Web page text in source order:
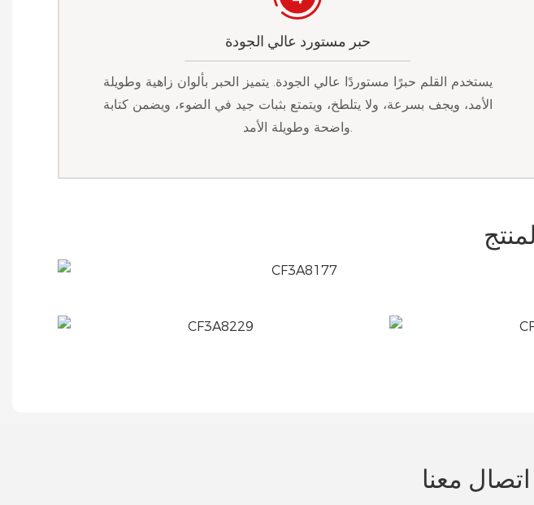
حبر مستورد عالي الجودة
يستخدم القلم حبرًا مستوردًا عالي الجودة. يتميز الحبر بألوان زاهية وطويلة
الأمد، ويجف بسرعة، ولا يتلطخ، ويتمتع بثبات جيد في الضوء، ويضمن كتابة
واضحة وطويلة الأمد.
معنا